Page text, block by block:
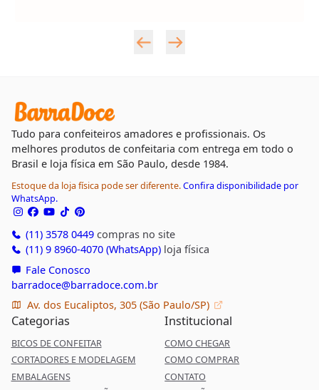
Tudo para confeiteiros amadores e profissionais. Os
melhores produtos de confeitaria com entrega em todo o
Brasil e loja física em São Paulo, desde 1984.
Estoque da loja física pode ser diferente.Confira disponibilidade por
WhatsApp.
(11) 3578 0449compras no site
(11) 9 8960-4070 (WhatsApp)loja física
Fale Conosco
barradoce@barradoce.com.br
Av. dos Eucaliptos, 305 (São Paulo/SP)
Categorias
BICOS DE CONFEITAR
CORTADORES E MODELAGEM
EMBALAGENS
Institucional
COMO CHEGAR
COMO COMPRAR
CONTATO